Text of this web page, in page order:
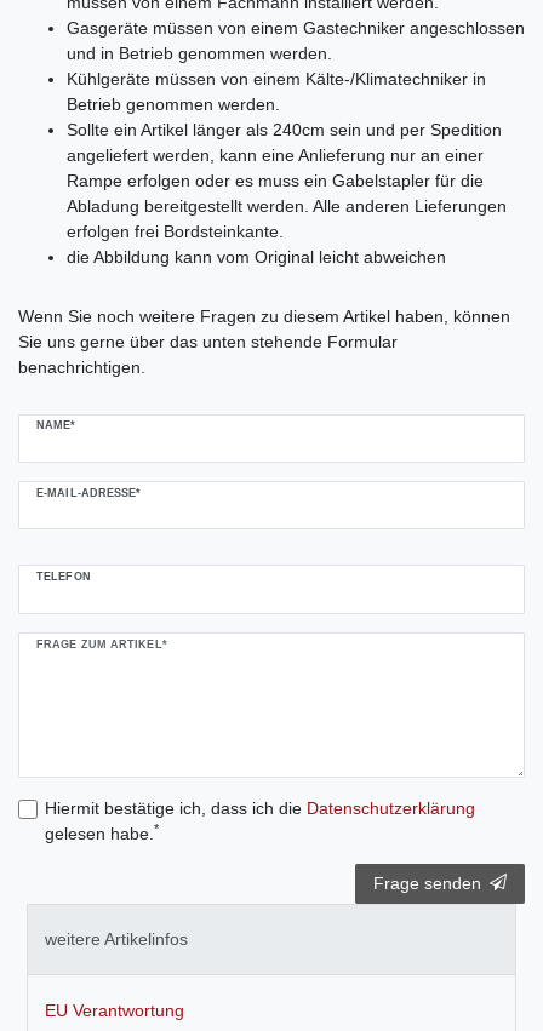
Gasgeräte müssen von einem Gastechniker angeschlossen
und in Betrieb genommen werden.
Kühlgeräte müssen von einem Kälte-/Klimatechniker in
Betrieb genommen werden.
Sollte ein Artikel länger als 240cm sein und per Spedition
angeliefert werden, kann eine Anlieferung nur an einer
Rampe erfolgen oder es muss ein Gabelstapler für die
Abladung bereitgestellt werden. Alle anderen Lieferungen
erfolgen frei Bordsteinkante.
die Abbildung kann vom Original leicht abweichen
Wenn Sie noch weitere Fragen zu diesem Artikel haben, können
Sie uns gerne über das unten stehende Formular
benachrichtigen.
NAME*
E-MAIL-ADRESSE*
TELEFON
FRAGE ZUM ARTIKEL*
Hiermit bestätige ich, dass ich die Daten­schutz­erklärung
gelesen habe. *
Frage senden
weitere Artikelinfos
EU Verantwortung